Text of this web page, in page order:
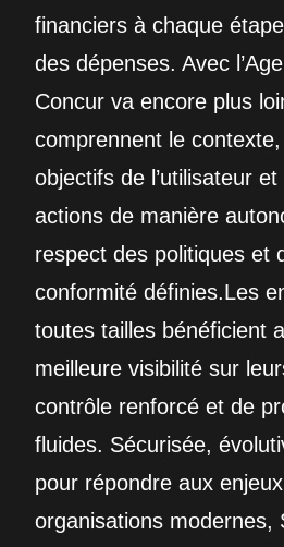
financiers à chaque
des dépenses. Avec
Concur va encore plus
comprennent le contexte,
objectifs de l’utilisateur
actions de manière
respect des politiques et
conformité définies.Les
toutes tailles bénéficient
meilleure visibilité sur
contrôle renforcé et de
fluides. Sécurisée,
pour répondre aux
organisations modernes,